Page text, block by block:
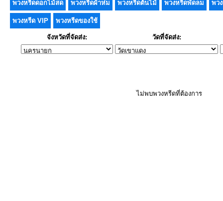
พวงหรีดดอกไม้สด พวงหรีดผ้าห่ม พวงหรีดต้นไม้ พวงหรีดพัดลม พว
พวงหรีด VIP พวงหรีดของใช้
จังหวัดที่จัดส่ง: วัดที่จัดส่ง:
ไม่พบพวงหรีดที่ต้องการ